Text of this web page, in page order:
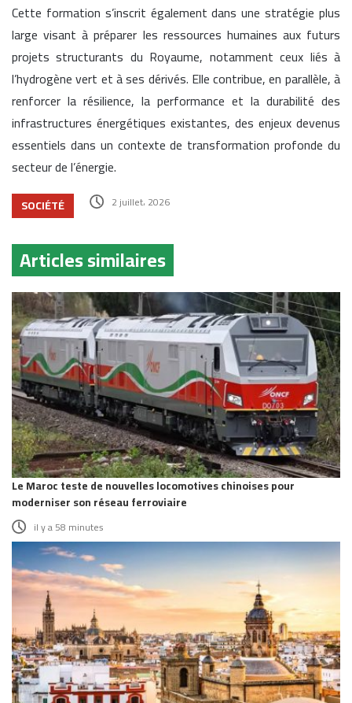
Cette formation s’inscrit également dans une stratégie plus
large visant à préparer les ressources humaines aux futurs
projets structurants du Royaume, notamment ceux liés à
l’hydrogène vert et à ses dérivés. Elle contribue, en parallèle, à
renforcer la résilience, la performance et la durabilité des
infrastructures énergétiques existantes, des enjeux devenus
essentiels dans un contexte de transformation profonde du
secteur de l’énergie.
SOCIÉTÉ 2 juillet، 2026
Articles similaires
Le Maroc teste de nouvelles locomotives chinoises pour
moderniser son réseau ferroviaire
il y a 58 minutes